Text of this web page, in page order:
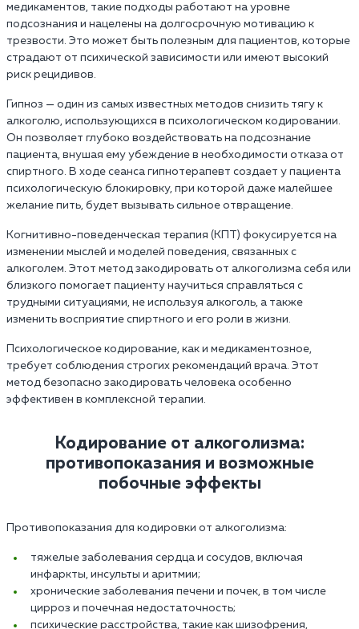
медикаментов, такие подходы работают на уровне
подсознания и нацелены на долгосрочную мотивацию к
трезвости. Это может быть полезным для пациентов, которые
страдают от психической зависимости или имеют высокий
риск рецидивов.
Гипноз — один из самых известных методов снизить тягу к
алкоголю, использующихся в психологическом кодировании.
Он позволяет глубоко воздействовать на подсознание
пациента, внушая ему убеждение в необходимости отказа от
спиртного. В ходе сеанса гипнотерапевт создает у пациента
психологическую блокировку, при которой даже малейшее
желание пить, будет вызывать сильное отвращение.
Когнитивно-поведенческая терапия (КПТ) фокусируется на
изменении мыслей и моделей поведения, связанных с
алкоголем. Этот метод закодировать от алкоголизма себя или
близкого помогает пациенту научиться справляться с
трудными ситуациями, не используя алкоголь, а также
изменить восприятие спиртного и его роли в жизни.
Психологическое кодирование, как и медикаментозное,
требует соблюдения строгих рекомендаций врача. Этот
метод безопасно закодировать человека особенно
эффективен в комплексной терапии.
Кодирование от алкоголизма:
противопоказания и возможные
побочные эффекты
Противопоказания для кодировки от алкоголизма:
тяжелые заболевания сердца и сосудов, включая
инфаркты, инсульты и аритмии;
хронические заболевания печени и почек, в том числе
цирроз и почечная недостаточность;
психические расстройства, такие как шизофрения,